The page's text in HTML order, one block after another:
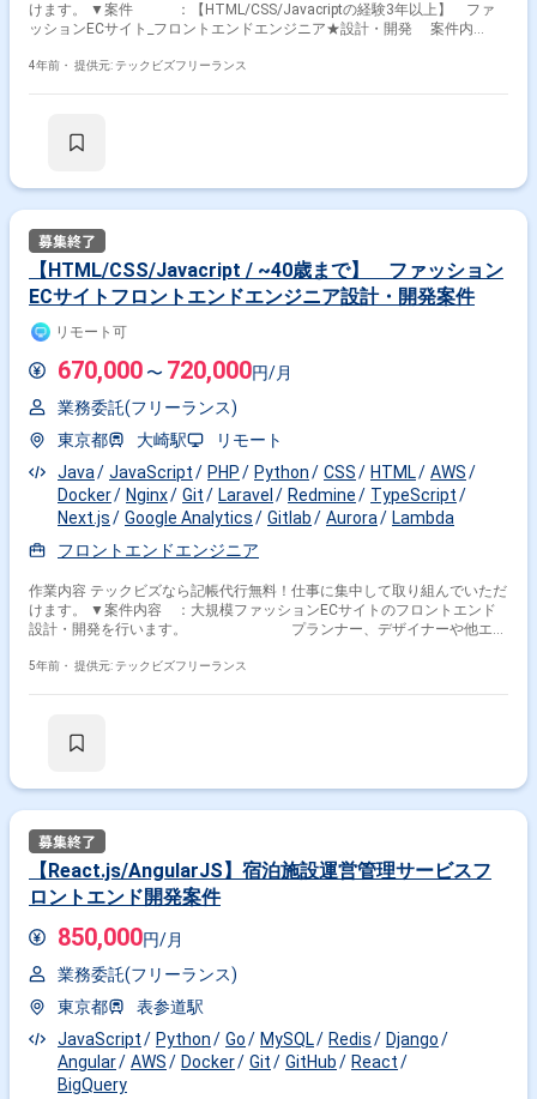
けます。 ▼案件 ：【HTML/CSS/Javacriptの経験3年以上】 ファ
ッションECサイト_フロントエンドエンジニア★設計・開発 案件内
す。 プランナー、デザイナーや他エンジニアを中心に他職
ージ、検索、ショッピングカート等のUI改善 ・今後の新規
・Docker （ローカル環境はDocker Desktop、
プロダクション環境はAWS Fargare上のContainerで構
築）, nginx, Aurora, ElastiCache, SQS, Lambda,
DynamoDB, API Gateway, SendGrid, Rundeck ほか。
・PHP8, Python3, Laravel, HTML5, CSS3,
CleanArchitecture ほか。 (3)開発支援ツール
Cypress ほか。 ※個人で使用するエデ
ィタなどについての制約はございません。 ※以下に該当
する方からの応募はお断りしております。 なお、選考を進めるにあたって
スキルシートが必要です。 -------------------------------------------------------- ・外国籍の方
(永住権をお持ちの方は問題ございません) ・週5日稼働できない方 --------------
------------------------------------------
4年前・ 提供元: テックビズフリーランス
【HTML/CSS/Javacript / ~40歳まで】 ファッション
ECサイトフロントエンドエンジニア設計・開発案件
リモート可
670,000 〜 720,000円/月
業務委託(フリーランス)
東京都
大崎駅
リモート
Java
JavaScript PHP Python CSS HTML
AWS
Docker
Nginx Git Laravel Redmine
TypeScript
Next.js
Google Analytics Gitlab Aurora
Lambda
フロントエンドエンジニア
作業内容 テックビズなら記帳代行無料！仕事に集中して取り組んでいただ
けます。 ▼案件内容 ：大規模ファッションECサイトのフロントエンド
設計・開発を行います。 プランナー、デザイナーや他エン
きます。 ・WEBサイト・ネイティブアプリのWEBビュー
トの速度改善、SEO対策 開発環境 ：・Git-flowをベースにしたTeam開
築）, nginx, Aurora, ElastiCache, SQS, Lambda,
DynamoDB, API Gateway, SendGrid, Rundeck ほか。
(2)使用言語・フレームワーク・アーキテクチャ
・PHP8, Python3, Laravel, HTML5, CSS3,
CleanArchitecture ほか。 (3)開発支援ツール
・GitLab / Redmine / Chatwork / SonorQube / Sphinx /
Cypress ほか。 ※個人で使用するエデ
像] (1) スピード感をもって仕事ができること
IT企業にとって最も大事なものはスピードです。
極論言えば50%の出来で早くリリースし、
リリース後に50％の実装をしていかないと他社と戦
えない世界です。 もちろん品質も大事ですが上記く
5年前・ 提供元: テックビズフリーランス
【React.js/AngularJS】宿泊施設運営管理サービスフ
ロントエンド開発案件
850,000円/月
業務委託(フリーランス)
東京都
表参道駅
JavaScript
Python Go MySQL Redis
Django
Angular
AWS Docker Git GitHub
React
BigQuery